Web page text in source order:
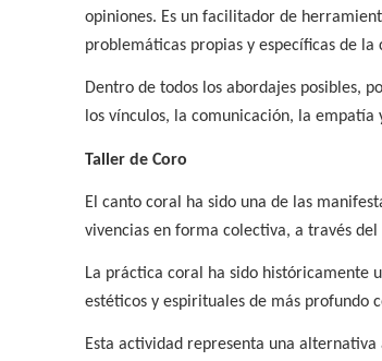
opiniones. Es un facilitador de
problemáticas propias y específicas de
Dentro de todos los abordajes posibles,
los vínculos, la comunicación, la
Taller de Coro
El canto coral ha sido una de las
vivencias en forma colectiva, a través
La práctica coral ha sido históricamente
estéticos y espirituales de más profundo
Esta actividad representa una